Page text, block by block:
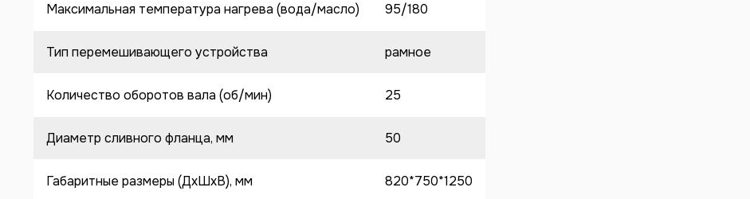
Максимальная температура нагрева (вода/масло) 95/180
Тип перемешивающего устройства рамное
Количество оборотов вала (об/мин) 25
Диаметр сливного фланца, мм 50
Габаритные размеры (ДхШхВ), мм 820*750*1250